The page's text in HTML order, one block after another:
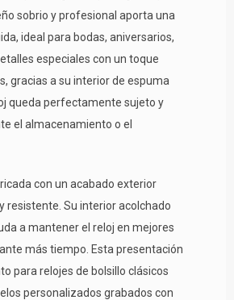
sobrio y profesional aporta una
ideal para bodas, aniversarios,
especiales con un toque
gracias a su interior de espuma
queda perfectamente sujeto y
el almacenamiento o el
con un acabado exterior
resistente. Su interior acolchado
a mantener el reloj en mejores
más tiempo. Esta presentación
para relojes de bolsillo clásicos
personalizados grabados con